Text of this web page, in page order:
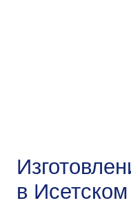
в Исетском